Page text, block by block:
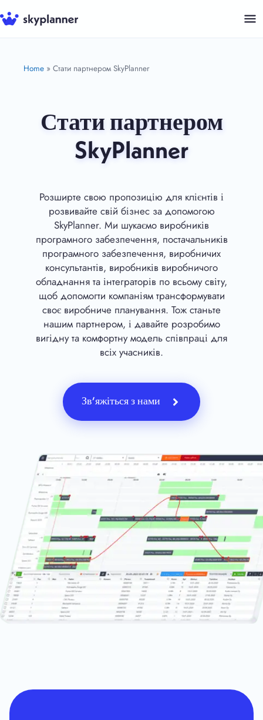
Перейти
до
Home » Стати партнером SkyPlanner
Стати партнером
SkyPlanner
Розширте свою пропозицію для клієнтів і
розвивайте свій бізнес за допомогою
SkyPlanner. Ми шукаємо виробників
програмного забезпечення, постачальників
програмного забезпечення, виробничих
консультантів, виробників виробничого
обладнання та інтеграторів по всьому світу,
щоб допомогти компаніям трансформувати
своє виробниче планування. Тож станьте
нашим партнером, і давайте розробимо
вигідну та комфортну модель співпраці для
всіх учасників.
Зв’яжіться з нами